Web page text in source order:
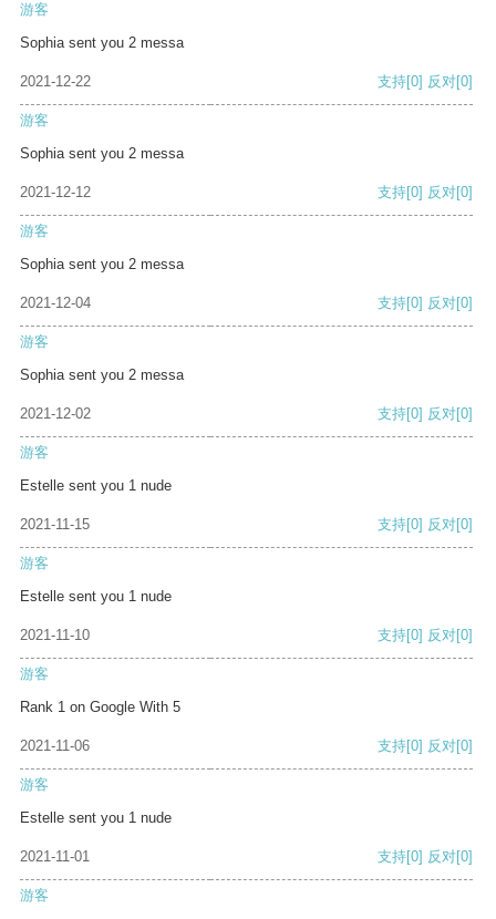
游客
Sophia sent you 2 messa
2021-12-22 支持[0] 反对[0]
游客
Sophia sent you 2 messa
2021-12-12 支持[0] 反对[0]
游客
Sophia sent you 2 messa
2021-12-04 支持[0] 反对[0]
游客
Sophia sent you 2 messa
2021-12-02 支持[0] 反对[0]
游客
Estelle sent you 1 nude
2021-11-15 支持[0] 反对[0]
游客
Estelle sent you 1 nude
2021-11-10 支持[0] 反对[0]
游客
Rank 1 on Google With 5
2021-11-06 支持[0] 反对[0]
游客
Estelle sent you 1 nude
2021-11-01 支持[0] 反对[0]
游客